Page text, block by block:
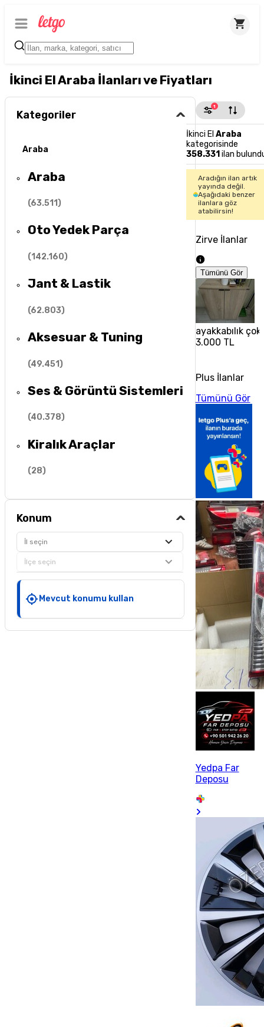
İkinci El Araba İlanları ve Fiyatları
Kategoriler
Araba
Araba
(63.511)
Oto Yedek Parça
(142.160)
Jant & Lastik
(62.803)
Aksesuar & Tuning
(49.451)
Ses & Görüntü Sistemleri
(40.378)
Kiralık Araçlar
(28)
Konum
İl seçin
İlçe seçin
Mevcut konumu kullan
1
İkinci El Araba
kategorisinde
358.331 ilan
Aradığın ilan artık
yayında değil.
Aşağıdaki benzer
ilanlara göz
atabilirsin!
Zirve İlanlar
Tümünü Gör
ayakkabılık
3.000 TL
Plus İlanlar
Tümünü Gör
Yedpa Far
Deposu